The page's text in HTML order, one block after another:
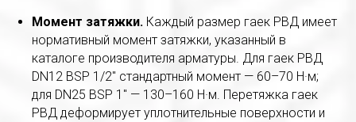
Момент затяжки. Каждый размер гаек РВД имеет
нормативный момент затяжки, указанный в
каталоге производителя арматуры. Для гаек РВД
DN12 BSP 1/2" стандартный момент — 60–70 Н·м;
для DN25 BSP 1" — 130–160 Н·м. Перетяжка гаек
РВД деформирует уплотнительные поверхности и